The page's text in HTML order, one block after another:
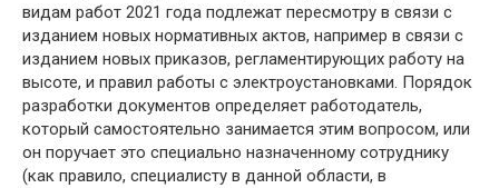
видам работ 2021 года подлежат пересмотру в связи с
изданием новых нормативных актов, например в связи с
изданием новых приказов, регламентирующих работу на
высоте, и правил работы с электроустановками. Порядок
разработки документов определяет работодатель,
который самостоятельно занимается этим вопросом, или
он поручает это специально назначенному сотруднику
(как правило, специалисту в данной области, в